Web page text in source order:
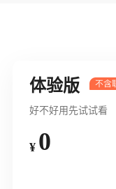
体验版
好不好用先试试看
¥ 0